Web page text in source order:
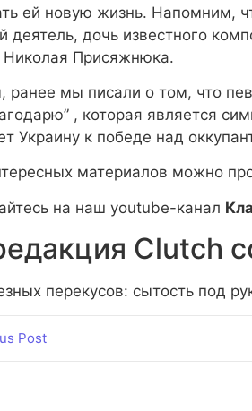
ей новую жизнь. Напомним,
деятель, дочь известного
Николая Присяжнюка.
ранее мы писали о том, что
, которая является
Украину к победе над
материалов можно
на наш youtube-канал
Сlutch
перекусов: сытость под
Post